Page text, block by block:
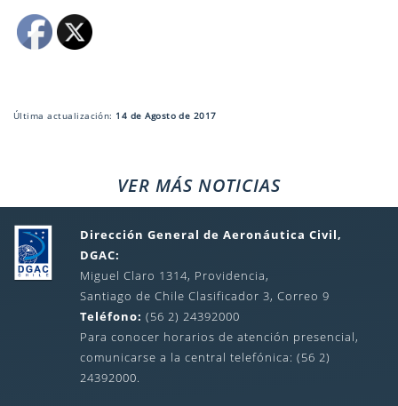
Última actualización: 14 de Agosto de 2017
VER MÁS NOTICIAS
Dirección General de Aeronáutica Civil,
DGAC:
Miguel Claro 1314, Providencia,
Santiago de Chile Clasificador 3, Correo 9
Teléfono: (56 2) 24392000
Para conocer horarios de atención presencial,
comunicarse a la central telefónica: (56 2)
24392000.